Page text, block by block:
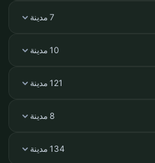
7 مدينة
10 مدينة
121 مدينة
8 مدينة
134 مدينة